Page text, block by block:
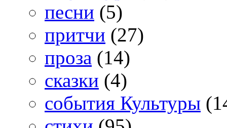
песни (5)
притчи (27)
проза (14)
сказки (4)
события Культуры